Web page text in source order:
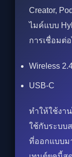
Creator,
ไมค์แบบ
การเชื่อมต่
Wireless
USB-C
ทำให้ใช้งา
ใช้กับระบบ
ที่ออกแบบม